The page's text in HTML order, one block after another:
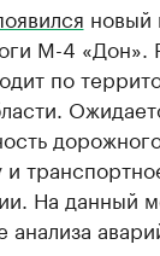
новый
М-4 «Дон».
по
и
На данный